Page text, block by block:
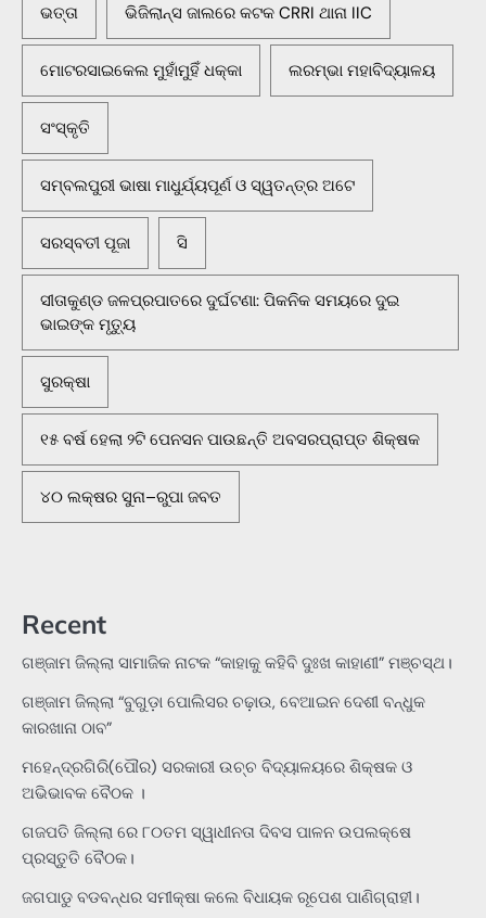
ଭତ୍ତା ଭିଜିଲାନ୍ସ ଜାଲରେ କଟକ CRRI ଥାନା IIC
ମୋଟରସାଇକେଲ ମୁହାଁମୁହିଁ ଧକ୍କା ଲରମ୍ଭା ମହାବିଦ୍ୟାଳୟ
ସଂସ୍କୃତି
ସମ୍ବଲପୁରୀ ଭାଷା ମାଧୁର୍ଯ୍ୟପୂର୍ଣ ଓ ସ୍ୱତନ୍ତ୍ର ଅଟେ
ସରସ୍ବତୀ ପୂଜା ସି
ସୀତାକୁଣ୍ଡ ଜଳପ୍ରପାତରେ ଦୁର୍ଘଟଣା: ପିକନିକ ସମୟରେ ଦୁଇ
ଭାଇଙ୍କ ମୃତ୍ୟୁ
ସୁରକ୍ଷା
୧୫ ବର୍ଷ ହେଲା ୨ଟି ପେନସନ ପାଉଛନ୍ତି ଅବସରପ୍ରାପ୍ତ ଶିକ୍ଷକ
୪୦ ଲକ୍ଷର ସୁନା–ରୁପା ଜବତ
Recent
ଗଞ୍ଜାମ ଜିଲ୍ଲା ସାମାଜିକ ନାଟକ “କାହାକୁ କହିବି ଦୁଃଖ କାହାଣୀ” ମଞ୍ଚସ୍ଥ।
ଗଞ୍ଜାମ ଜିଲ୍ଲା “ବୁଗୁଡ଼ା ପୋଲିସର ଚଢ଼ାଉ, ବେଆଇନ ଦେଶୀ ବନ୍ଧୁକ
କାରଖାନା ଠାବ”
ମହେନ୍ଦ୍ରଗିରି(ପୌର) ସରକାରୀ ଉଚ୍ଚ ବିଦ୍ୟାଳୟରେ ଶିକ୍ଷକ ଓ
ଅଭିଭାବକ ବୈଠକ ।
ଗଜପତି ଜିଲ୍ଲା ରେ ୮୦ତମ ସ୍ୱାଧୀନତା ଦିବସ ପାଳନ ଉପଲକ୍ଷେ
ପ୍ରସ୍ତୁତି ବୈଠକ।
ଜଗପାଡୁ ବଡବନ୍ଧର ସମୀକ୍ଷା କଲେ ବିଧାୟକ ରୂପେଶ ପାଣିଗ୍ରାହୀ।